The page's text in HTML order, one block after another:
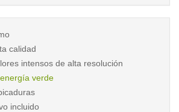
calidad
intensos de alta resolución
verde
incluido